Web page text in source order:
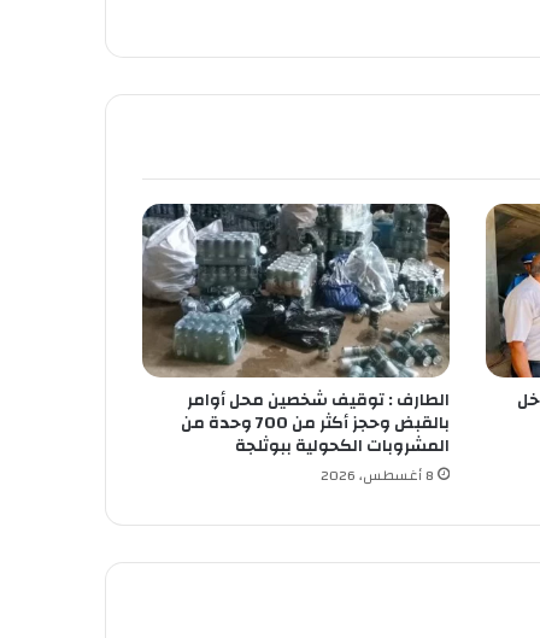
الطارف : توقيف شخصين محل أوامر
بالقبض وحجز أكثر من 700 وحدة من
المشروبات الكحولية ببوثلجة
8 أغسطس، 2026